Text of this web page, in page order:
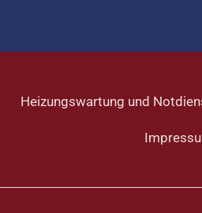
Heizungswartung und